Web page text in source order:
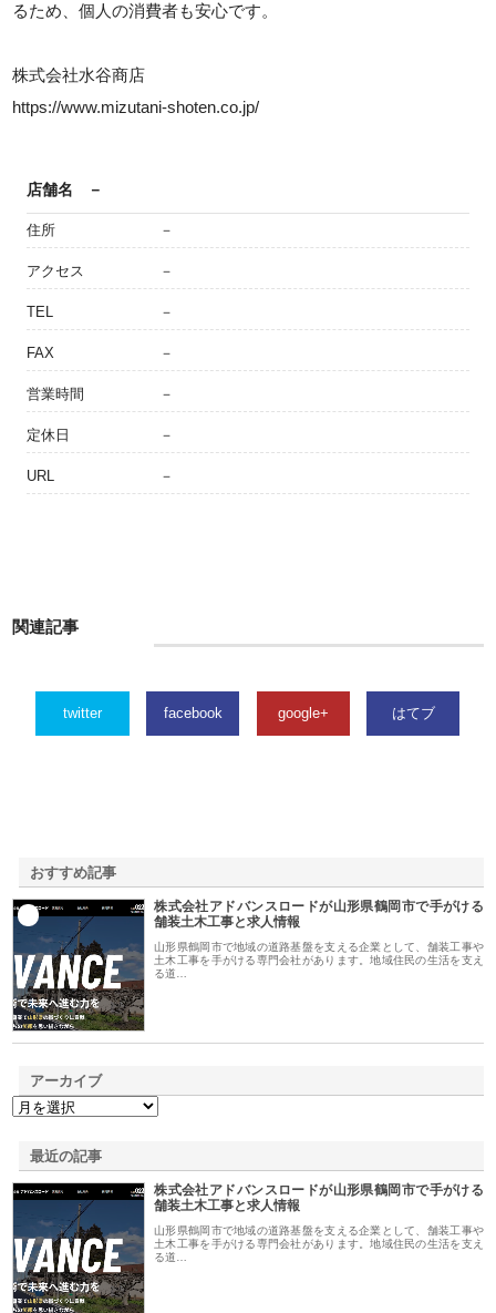
るため、個人の消費者も安心です。
株式会社水谷商店
https://www.mizutani-shoten.co.jp/
店舗名 －
住所 －
アクセス －
TEL －
FAX －
営業時間 －
定休日 －
URL －
関連記事
twitter facebook google+ はてブ
おすすめ記事
株式会社アドバンスロードが山形県鶴岡市で手がける
舗装土木工事と求人情報
山形県鶴岡市で地域の道路基盤を支える企業として、舗装工事や
土木工事を手がける専門会社があります。地域住民の生活を支え
る道…
アーカイブ
最近の記事
株式会社アドバンスロードが山形県鶴岡市で手がける
舗装土木工事と求人情報
山形県鶴岡市で地域の道路基盤を支える企業として、舗装工事や
土木工事を手がける専門会社があります。地域住民の生活を支え
る道…